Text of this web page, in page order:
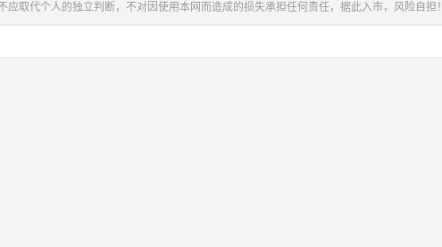
应取代个人的独立判断，不对因使用本网而造成的损失承担任何责任，据此入市，风险自担！